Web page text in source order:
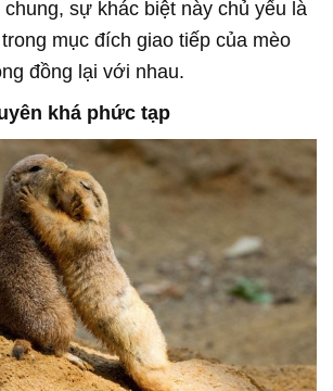
sự khác biệt này chủ yếu là
mục đích giao tiếp của mèo
đồng lại với nhau.
khá phức tạp